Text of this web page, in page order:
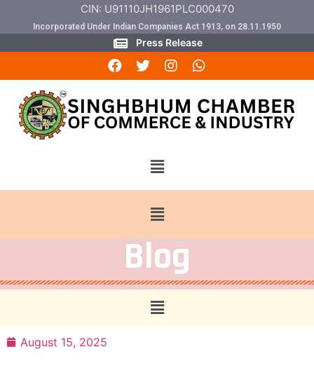
CIN: U91110JH1961PLC000470
Incorporated Under Indian Companies Act 1913, on 28.11.1950
Press Release
Blog
August 15, 2025